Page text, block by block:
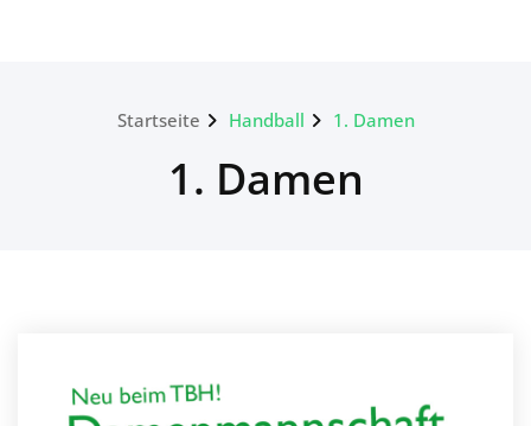
Startseite Handball 1. Damen
1. Damen